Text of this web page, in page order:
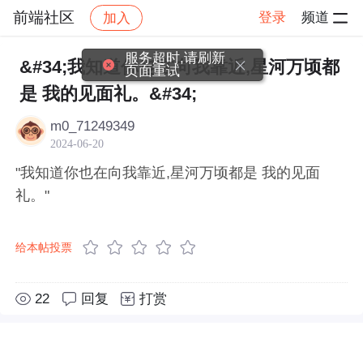
前端社区 加入 登录 频道
社区 前端社区 感慨 帖子详情
&#34;我知道你也在向我靠近,星河万顷都
是 我的见面礼。&#34;
m0_71249349
2024-06-20
"我知道你也在向我靠近,星河万顷都是 我的见面
礼。"
给本帖投票
22 回复 打赏
服务超时,请刷新
页面重试